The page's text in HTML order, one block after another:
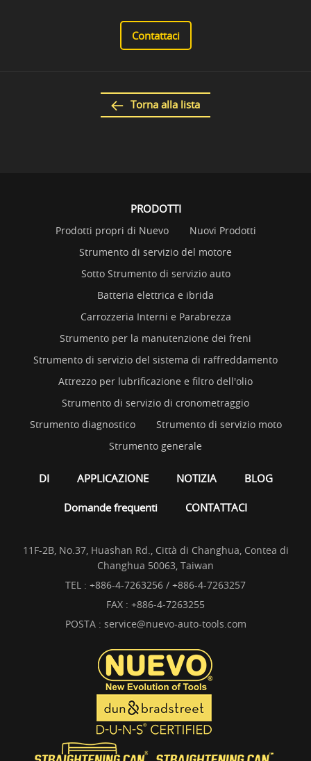
Contattaci
Torna alla lista
PRODOTTI
Prodotti propri di Nuevo
Nuovi Prodotti
Strumento di servizio del motore
Sotto Strumento di servizio auto
Batteria elettrica e ibrida
Carrozzeria Interni e Parabrezza
Strumento per la manutenzione dei freni
Strumento di servizio del sistema di raffreddamento
Attrezzo per lubrificazione e filtro dell'olio
Strumento di servizio di cronometraggio
Strumento diagnostico
Strumento di servizio moto
Strumento generale
DI APPLICAZIONE NOTIZIA BLOG
Domande frequenti CONTATTACI
11F-2B, No.37, Huashan Rd., Città di Changhua, Contea di
Changhua 50063, Taiwan
TEL : +886-4-7263256 / +886-4-7263257
FAX : +886-4-7263255
POSTA : service@nuevo-auto-tools.com